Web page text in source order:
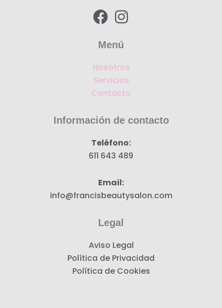
F
a
c
e
b
o
k
I
s
t
a
g
a
m
Menú
Nosotros
Servicios
Contacto
Información de contacto
Teléfono:
611 643 489
Email:
info@francisbeautysalon.com
Legal
Aviso Legal
Política de Privacidad
Política de Cookies